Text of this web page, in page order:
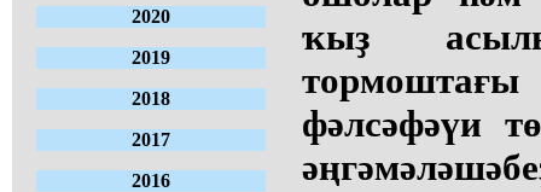
2020
2019
2018
2017
2016
ҡыҙ
фәлсәфәүи